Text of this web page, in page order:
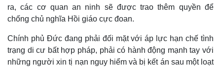
ra, các cơ quan an ninh sẽ được trao thêm quyền để
chống chủ nghĩa Hồi giáo cực đoan.
Chính phủ Đức đang phải đối mặt với áp lực hạn chế tình
trạng di cư bất hợp pháp, phải có hành động mạnh tay với
những người xin tị nạn nguy hiểm và bị kết án sau một loạt